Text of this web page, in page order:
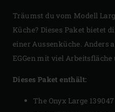
Träumst du vom Modell
Küche? Dieses Paket bietet
einer Aussenküche. Anders
EGGen mit viel Arbeitsfläche
Dieses Paket enthält:
The Onyx Large 139047